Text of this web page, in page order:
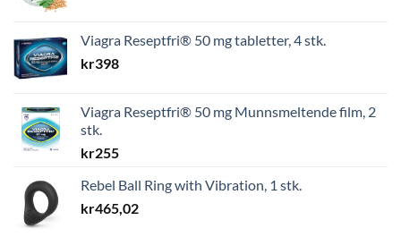
Viagra Reseptfri® 50 mg tabletter, 4 stk.
kr398
Viagra Reseptfri® 50 mg Munnsmeltende film, 2
stk.
kr255
Rebel Ball Ring with Vibration, 1 stk.
kr465,02